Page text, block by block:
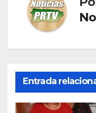
Entrada